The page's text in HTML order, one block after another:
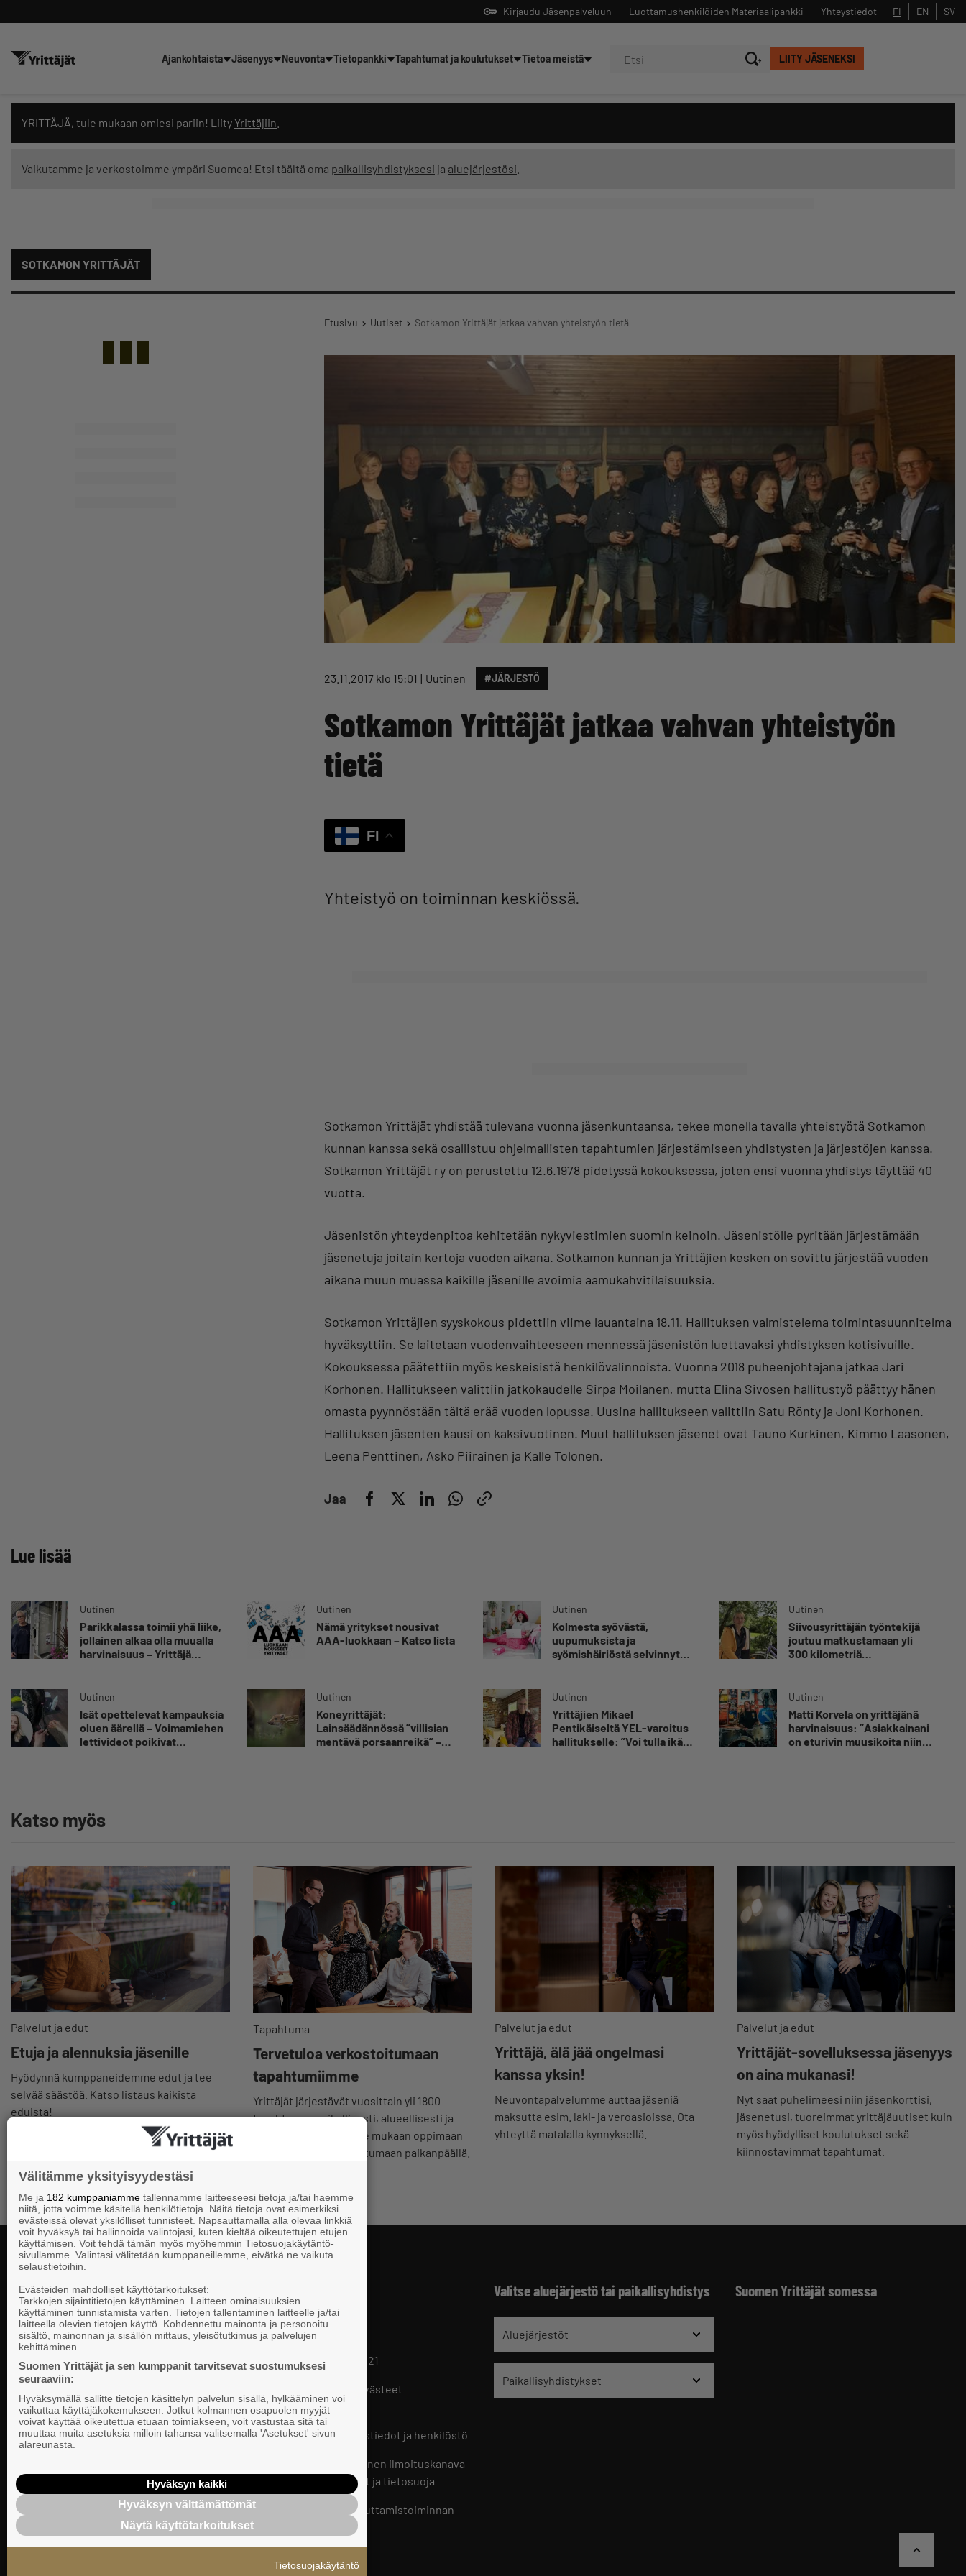
Kirjaudu Jäsenpalveluun Yhteystiedot
Luottamushenkilöiden Materiaalipankki FI EN SV
LIITY JÄSENEKSI
Ajankohtaista Jäsenyys Neuvonta Tietopankki Tapahtumat ja koulutukset Tietoa meistä
YRITTÄJÄ, tule mukaan omiesi pariin! Liity Yrittäjiin
Vaikutamme ja verkostoimme ympäri Suomea! Etsi täältä oma paikallisyhdistyksesi ja aluejärjestösi
SOTKAMON YRITTÄJÄT
Etusivu Uutiset Sotkamon Yrittäjät jatkaa vahvan yhteistyön tietä
23.11.2017 klo 15:01 Uutinen #JÄRJESTÖ
Sotkamon Yrittäjät jatkaa vahvan yhteistyön
tietä
FI
Yhteistyö on toiminnan keskiössä.
Sotkamon Yrittäjät yhdistää tulevana vuonna jäsenkuntaansa, tekee monella tavalla yhteistyötä Sotkamon
kunnan kanssa sekä osallistuu ohjelmallisten tapahtumien järjestämiseen yhdistysten ja järjestöjen kanssa.
Sotkamon Yrittäjät ry on perustettu 12.6.1978 pidetyssä kokouksessa, joten ensi vuonna yhdistys täyttää 40
vuotta.
Jäsenistön yhteydenpitoa kehitetään nykyviestimien suomin keinoin. Jäsenistölle pyritään järjestämään
jäsenetuja joitain kertoja vuoden aikana. Sotkamon kunnan ja Yrittäjien kesken on sovittu järjestää vuoden
aikana muun muassa kaikille jäsenille avoimia aamukahvitilaisuuksia.
Sotkamon Yrittäjien syyskokous pidettiin viime lauantaina 18.11. Hallituksen valmistelema toimintasuunnitelma
hyväksyttiin. Se laitetaan vuodenvaihteeseen mennessä jäsenistön luettavaksi yhdistyksen kotisivuille.
Kokouksessa päätettiin myös keskeisistä henkilövalinnoista. Vuonna 2018 puheenjohtajana jatkaa Jari
Korhonen. Hallitukseen valittiin jatkokaudelle Sirpa Moilanen, mutta Elina Sivosen hallitustyö päättyy hänen
omasta pyynnöstään tältä erää vuoden lopussa. Uusina hallitukseen valittiin Satu Rönty ja Joni Korhonen.
Hallituksen jäsenten kausi on kaksivuotinen. Muut hallituksen jäsenet ovat Tauno Kurkinen, Kimmo Laasonen,
Leena Penttinen, Asko Piirainen ja Kalle Tolonen.
Jaa
Lue lisää
Uutinen
Parikkalassa toimii yhä liike,
jollainen alkaa olla muualla
harvinaisuus – Yrittäjä
omansa
Uutinen
Nämä yritykset nousivat
AAA-luokkaan – Katso lista
Uutinen
Kolmesta syövästä,
uupumuksista ja
syömishäiriöstä selvinnyt
silmiin, olen oppinut
kestämään myös
yrittäjyyteen kuuluvaa
epävarmuutta”
Uutinen
Siivousyrittäjän työntekijä
joutuu matkustamaan yli
300 kilometriä
Uutinen
Isät opettelevat kampauksia
oluen äärellä – Voimamiehen
lettivideot poikivat
Uutinen
Koneyrittäjät:
Lainsäädännössä ”villisian
mentävä porsaanreikä” –
Uutinen
Yrittäjien Mikael
Pentikäiseltä YEL-varoitus
hallitukselle: ”Voi tulla ikävä
Uutinen
Matti Korvela on yrittäjänä
harvinaisuus: ”Asiakkainani
on eturivin muusikoita niin
Katso myös
Palvelut ja edut
Etuja ja alennuksia jäsenille
Hyödynnä kumppaneidemme edut ja tee
selvää säästöä. Katso listaus kaikista
eduista!
Tapahtuma
Tervetuloa verkostoitumaan
tapahtumiimme
Yrittäjät järjestävät vuosittain yli 1800
tapahtumaa paikallisesti, alueellisesti ja
valtakunnallisesti! Tule mukaan oppimaan
verkossa tai verkostoitumaan paikanpäällä.
Palvelut ja edut
Yrittäjä, älä jää ongelmasi
kanssa yksin!
Neuvontapalvelumme auttaa jäseniä
maksutta esim. laki- ja veroasioissa. Ota
yhteyttä matalalla kynnyksellä.
Palvelut ja edut
Yrittäjät-sovelluksessa jäsenyys
on aina mukanasi!
Nyt saat puhelimeesi niin jäsenkorttisi,
jäsenetusi, tuoreimmat yrittäjäuutiset kuin
myös hyödylliset koulutukset sekä
kiinnostavimmat tapahtumat.
Valtakunnallista, alueellista ja paikallista
vaikuttamista pk-yrittäjien puolesta.
Suomen Yrittäjät
PL 999, 00101 HELSINKI
Puhelinvaihde 09 229 221
Tietosuojaseloste ja evästeet
Evästeasetukset
Keskusjärjestön yhteystiedot ja henkilöstö
Suomen Yrittäjien sisäinen ilmoituskanava
Ilmoituskanavan ohjeet ja tietosuoja
Suomen Yrittäjien vaikuttamistoiminnan
tietosuojaseloste
Valitse aluejärjestö tai paikallisyhdistys
Aluejärjestöt
Paikallisyhdistykset
Suomen Yrittäjät somessa
Välitämme yksityisyydestäsi
Me ja 182 kumppaniamme tallennamme laitteeseesi tietoja ja/tai haemme
niitä, jotta voimme käsitellä henkilötietoja. Näitä tietoja ovat esimerkiksi
evästeissä olevat yksilölliset tunnisteet. Napsauttamalla alla olevaa linkkiä
voit hyväksyä tai hallinnoida valintojasi, kuten kieltää oikeutettujen etujen
käyttämisen. Voit tehdä tämän myös myöhemmin Tietosuojakäytäntö-
sivullamme. Valintasi välitetään kumppaneillemme, eivätkä ne vaikuta
selaustietoihin.
Evästeiden mahdolliset käyttötarkoitukset:
Tarkkojen sijaintitietojen käyttäminen. Laitteen ominaisuuksien
käyttäminen tunnistamista varten. Tietojen tallentaminen laitteelle ja/tai
laitteella olevien tietojen käyttö. Kohdennettu mainonta ja personoitu
sisältö, mainonnan ja sisällön mittaus, yleisötutkimus ja palvelujen
kehittäminen .
Suomen Yrittäjät ja sen kumppanit tarvitsevat suostumuksesi
seuraaviin:
Hyväksymällä sallitte tietojen käsittelyn palvelun sisällä, hylkääminen voi
vaikuttaa käyttäjäkokemukseen. Jotkut kolmannen osapuolen myyjät
voivat käyttää oikeutettua etuaan toimiakseen, voit vastustaa sitä tai
muuttaa muita asetuksia milloin tahansa valitsemalla 'Asetukset' sivun
alareunasta.
Hyväksyn kaikki
Hyväksyn välttämättömät
Näytä käyttötarkoitukset
Tietosuojakäytäntö
Sulje
Hae sivustolta tai kysy suoraan Yrittäjien tekoälyltä